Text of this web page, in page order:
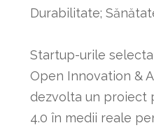
Durabilitate;
Startup-urile
Open Innovation &
dezvolta un proiect
4.0 în medii reale